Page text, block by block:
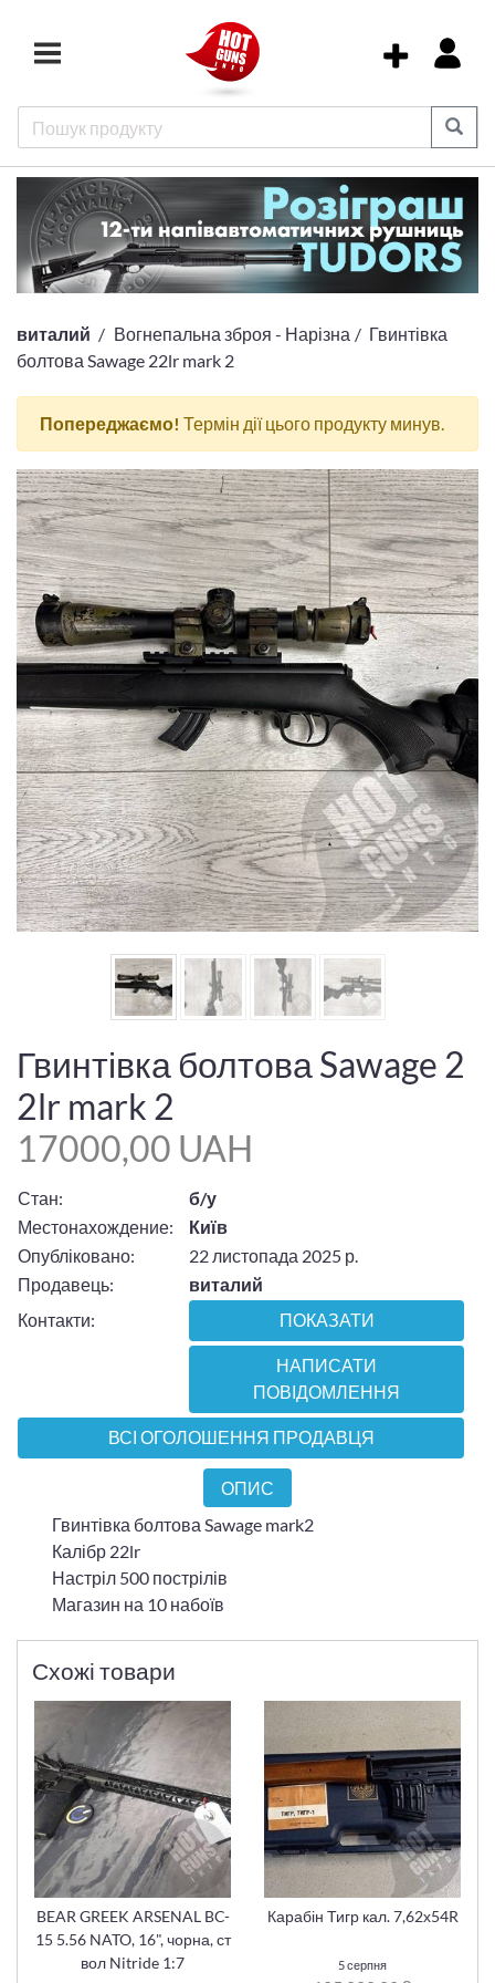
виталий Вогнепальна зброя - Нарізна
Гвинтівка
болтова Sawage 22lr mark 2
Попереджаємо! Термін дії цього продукту минув.
Гвинтівка болтова Sawage 2
2lr mark 2
17000,00 UAH
Стан:
б/у
Местонахождение:
Київ
Опубліковано:
22 листопада 2025 р.
Продавець:
виталий
Контакти:
ПОКАЗАТИ
НАПИСАТИ
ПОВІДОМЛЕННЯ
ВСІ ОГОЛОШЕННЯ ПРОДАВЦЯ
ОПИС
Гвинтівка болтова Sawage mark2
Калібр 22lr
Настріл 500 пострілів
Магазин на 10 набоїв
Схожі товари
BEAR GREEK ARSENAL BC-
15 5.56 NATO, 16", чорна, ст
вол Nitride 1:7
Карабін Тигр кал. 7,62х54R
5 серпня